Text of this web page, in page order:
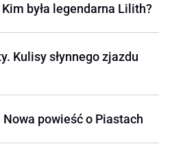
była legendarna Lilith?
Kulisy słynnego zjazdu
powieść o Piastach